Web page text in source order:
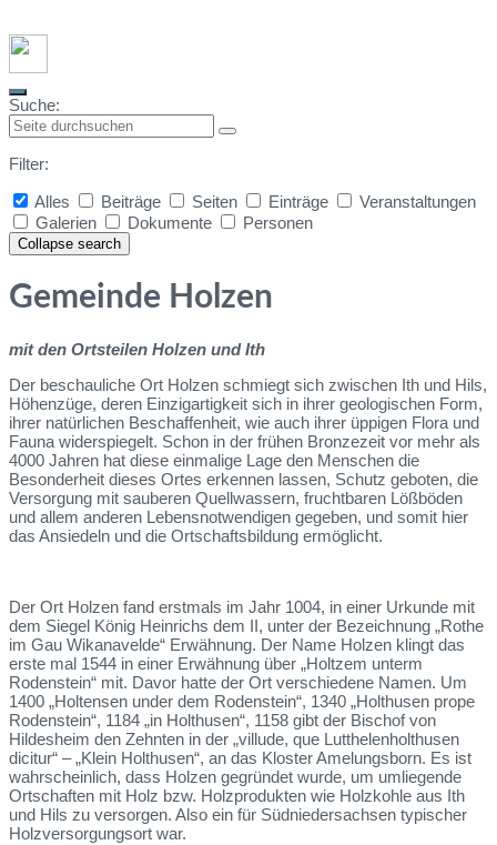
Suche:
Filter:
Alles
Beiträge Seiten Einträge
Veranstaltungen
Galerien
Dokumente Personen
Collapse search
Gemeinde Holzen
mit den Ortsteilen Holzen und Ith
Der beschauliche Ort Holzen schmiegt sich zwischen Ith und Hils,
Höhenzüge, deren Einzigartigkeit sich in ihrer geologischen Form,
ihrer natürlichen Beschaffenheit, wie auch ihrer üppigen Flora und
Fauna widerspiegelt. Schon in der frühen Bronzezeit vor mehr als
4000 Jahren hat diese einmalige Lage den Menschen die
Besonderheit dieses Ortes erkennen lassen, Schutz geboten, die
Versorgung mit sauberen Quellwassern, fruchtbaren Lößböden
und allem anderen Lebensnotwendigen gegeben, und somit hier
das Ansiedeln und die Ortschaftsbildung ermöglicht.
Der Ort Holzen fand erstmals im Jahr 1004, in einer Urkunde mit
dem Siegel König Heinrichs dem II, unter der Bezeichnung „Rothe
im Gau Wikanavelde“ Erwähnung. Der Name Holzen klingt das
erste mal 1544 in einer Erwähnung über „Holtzem unterm
Rodenstein“ mit. Davor hatte der Ort verschiedene Namen. Um
1400 „Holtensen under dem Rodenstein“, 1340 „Holthusen prope
Rodenstein“, 1184 „in Holthusen“, 1158 gibt der Bischof von
Hildesheim den Zehnten in der „villude, que Lutthelenholthusen
dicitur“ – „Klein Holthusen“, an das Kloster Amelungsborn. Es ist
wahrscheinlich, dass Holzen gegründet wurde, um umliegende
Ortschaften mit Holz bzw. Holzprodukten wie Holzkohle aus Ith
und Hils zu versorgen. Also ein für Südniedersachsen typischer
Holzversorgungsort war.